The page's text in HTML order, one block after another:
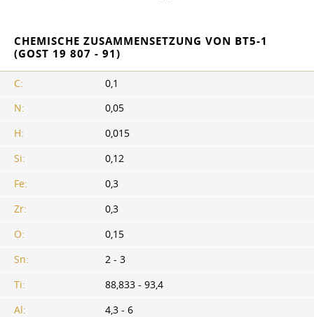
CHEMISCHE ZUSAMMENSETZUNG VON BT5-1
(GOST 19 807 - 91)
C:
0,1
N:
0,05
H:
0,015
Si:
0,12
Fe:
0,3
Zr:
0,3
O:
0,15
Sn:
2 - 3
Ti:
88,833 - 93,4
Al:
4,3 - 6